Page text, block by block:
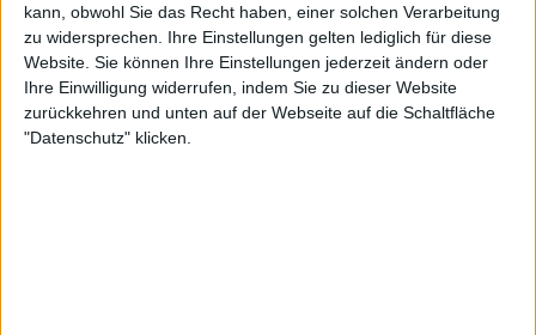
kann, obwohl Sie das Recht haben, einer solchen Verarbeitung
zu widersprechen. Ihre Einstellungen gelten lediglich für diese
Website. Sie können Ihre Einstellungen jederzeit ändern oder
Ihre Einwilligung widerrufen, indem Sie zu dieser Website
zurückkehren und unten auf der Webseite auf die Schaltfläche
"Datenschutz" klicken.